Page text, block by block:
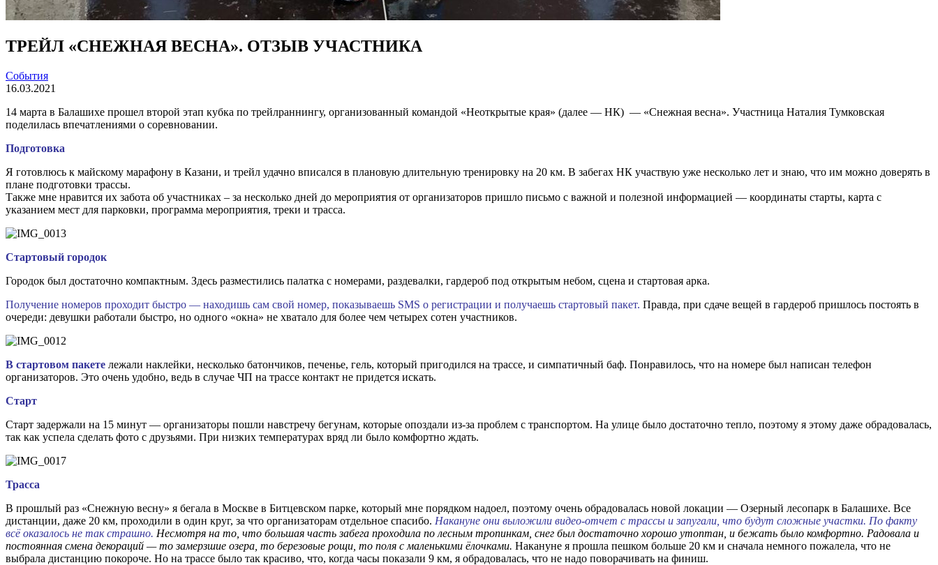
ТРЕЙЛ «СНЕЖНАЯ ВЕСНА». ОТЗЫВ УЧАСТНИКА
События
16.03.2021
14 марта в Балашихе прошел второй этап кубка по трейлраннингу, организованный командой «Неоткрытые края» (далее — НК) — «Снежная весна». Участница Наталия Тумковская
поделилась впечатлениями о соревновании.
Подготовка
Я готовлюсь к майскому марафону в Казани, и трейл удачно вписался в плановую длительную тренировку на 20 км. В забегах НК участвую уже несколько лет и знаю, что им можно доверять в
плане подготовки трассы.
Также мне нравится их забота об участниках – за несколько дней до мероприятия от организаторов пришло письмо с важной и полезной информацией — координаты старты, карта с
указанием мест для парковки, программа мероприятия, треки и трасса.
Стартовый городок
Городок был достаточно компактным. Здесь разместились палатка с номерами, раздевалки, гардероб под открытым небом, сцена и стартовая арка.
Получение номеров проходит быстро — находишь сам свой номер, показываешь SMS о регистрации и получаешь стартовый пакет. Правда, при сдаче вещей в гардероб пришлось постоять в
очереди: девушки работали быстро, но одного «окна» не хватало для более чем четырех сотен участников.
В стартовом пакете лежали наклейки, несколько батончиков, печенье, гель, который пригодился на трассе, и симпатичный баф. Понравилось, что на номере был написан телефон
организаторов. Это очень удобно, ведь в случае ЧП на трассе контакт не придется искать.
Старт
Старт задержали на 15 минут — организаторы пошли навстречу бегунам, которые опоздали из-за проблем с транспортом. На улице было достаточно тепло, поэтому я этому даже обрадовалась,
так как успела сделать фото с друзьями. При низких температурах вряд ли было комфортно ждать.
Трасса
В прошлый раз «Снежную весну» я бегала в Москве в Битцевском парке, который мне порядком надоел, поэтому очень обрадовалась новой локации — Озерный лесопарк в Балашихе. Все
дистанции, даже 20 км, проходили в один круг, за что организаторам отдельное спасибо. Накануне они выложили видео-отчет с трассы и запугали, что будут сложные участки. По факту
всё оказалось не так страшно. Несмотря на то, что большая часть забега проходила по лесным тропинкам, снег был достаточно хорошо утоптан, и бежать было комфортно. Радовала и
постоянная смена декораций — то замерзшие озера, то березовые рощи, то поля с маленькими ёлочками. Накануне я прошла пешком больше 20 км и сначала немного пожалела, что не
выбрала дистанцию покороче. Но на трассе было так красиво, что, когда часы показали 9 км, я обрадовалась, что не надо поворачивать на финиш.